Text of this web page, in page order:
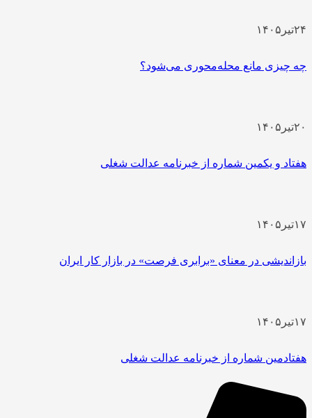
۲۴تیر ۱۴۰۵
چه چیزی مانع محله‌محوری می‌شود؟
۲۰تیر ۱۴۰۵
هفتاد و یکمین شماره از خبرنامه عدالت شغلی
۱۷تیر ۱۴۰۵
بازاندیشی در معنای «برابری فرصت» در بازار کار ایران
۱۷تیر ۱۴۰۵
هفتادمین شماره از خبرنامه عدالت شغلی